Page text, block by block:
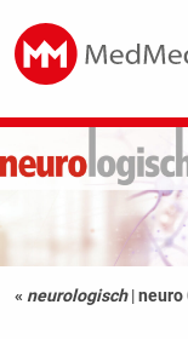
« neurologisch |neuro